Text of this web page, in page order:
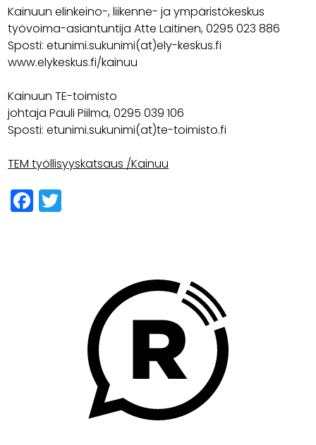
Kainuun elinkeino-, liikenne- ja ympäristökeskus
työvoima-asiantuntija Atte Laitinen, 0295 023 886
Sposti: etunimi.sukunimi(at)ely-keskus.fi
www.elykeskus.fi/kainuu
Kainuun TE-toimisto
johtaja Pauli Piilma, 0295 039 106
Sposti: etunimi.sukunimi(at)te-toimisto.fi
TEM työllisyyskatsaus /Kainuu
Facebook